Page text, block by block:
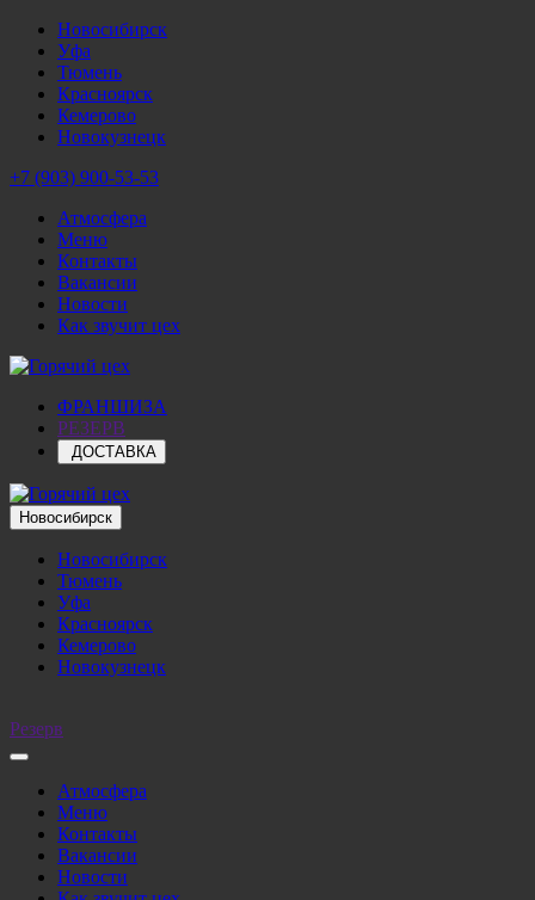
Новосибирск
Уфа
Тюмень
Красноярск
Кемерово
Новокузнецк
+7 (903) 900-53-53
Атмосфера
Меню
Контакты
Вакансии
Новости
Как звучит цех
ФРАНШИЗА
РЕЗЕРВ
ДОСТАВКА
Новосибирск
Новосибирск
Тюмень
Уфа
Красноярск
Кемерово
Новокузнецк
Резерв
Атмосфера
Меню
Контакты
Вакансии
Новости